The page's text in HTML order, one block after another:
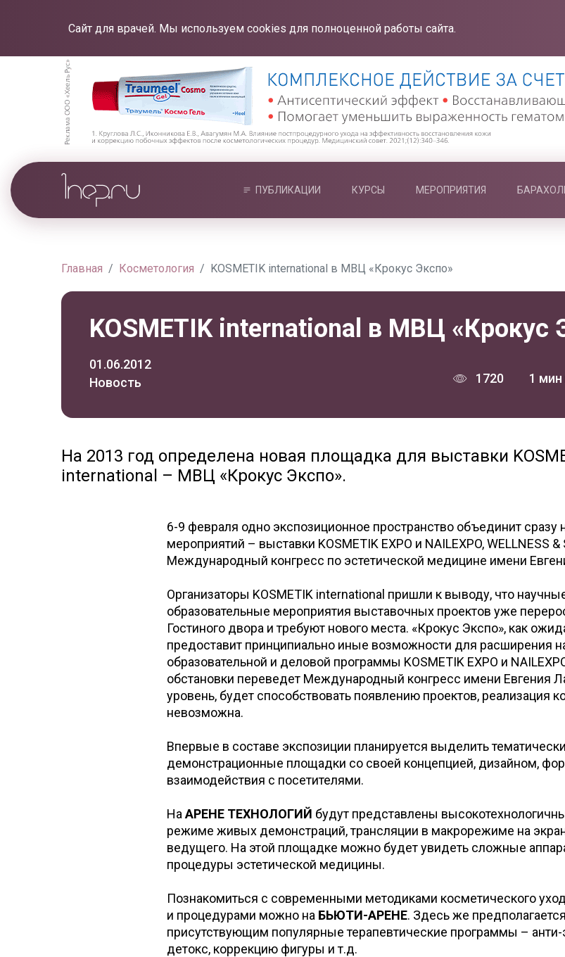
Сайт для врачей. Мы используем cookies для полноценной работы сайта.
ПУБЛИКАЦИИ КУРСЫ МЕРОПРИЯТИЯ
Главная Косметология KOSMETIK international в МВЦ «Крокус Экспо»
KOSMETIK international в МВЦ «Крокус
01.06.2012
Новость
1720 1 мин
На 2013 год определена новая площадка для выставки
international – МВЦ «Крокус Экспо».
6-9 февраля одно экспозиционное пространство объединит сразу
мероприятий – выставки KOSMETIK EXPO и NAILEXPO, WELLNESS &
Международный конгресс по эстетической медицине имени
Организаторы KOSMETIK international пришли к выводу, что
образовательные мероприятия выставочных проектов уже
Гостиного двора и требуют нового места. «Крокус Экспо», как
предоставит принципиально иные возможности для расширения
образовательной и деловой программы KOSMETIK EXPO и
обстановки переведет Международный конгресс имени Евгения
уровень, будет способствовать появлению проектов, реализация
невозможна.
Впервые в составе экспозиции планируется выделить
демонстрационные площадки со своей концепцией, дизайном,
взаимодействия с посетителями.
На АРЕНЕ ТЕХНОЛОГИЙ будут представлены
режиме живых демонстраций, трансляции в макрорежиме на
ведущего. На этой площадке можно будет увидеть сложные
процедуры эстетической медицины.
Познакомиться с современными методиками косметического
и процедурами можно на БЬЮТИ-АРЕНЕ. Здесь же
присутствующим популярные терапевтические программы –
детокс, коррекцию фигуры и т.д.